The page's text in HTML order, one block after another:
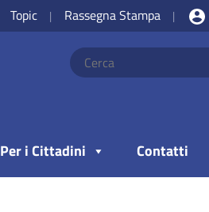
Topic | Rassegna Stampa |
Per i Cittadini Contatti